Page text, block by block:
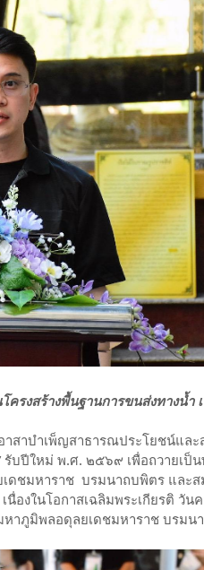
รงสร้างพื้นฐานการขนส่งทางน้ำ
สาบำเพ็ญสาธารณประโยชน์แล
รับปีใหม่ พ.ศ. ๒๕๖๙ เพื่อถวายเป็
ชมหาราช บรมนาถบพิตร และส
องในโอกาสเฉลิมพระเกียรติ วัน
าภูมิพลอดุลยเดชมหาราช บรมน